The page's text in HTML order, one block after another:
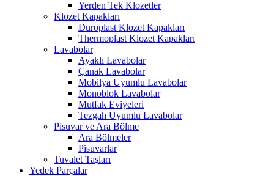
Yerden Tek Klozetler
Klozet Kapakları
Duroplast Klozet Kapakları
Thermoplast Klozet Kapakları
Lavabolar
Ayaklı Lavabolar
Çanak Lavabolar
Mobilya Uyumlu Lavabolar
Monoblok Lavabolar
Mutfak Eviyeleri
Tezgah Uyumlu Lavabolar
Pisuvar ve Ara Bölme
Ara Bölmeler
Pisuvarlar
Tuvalet Taşları
Yedek Parçalar